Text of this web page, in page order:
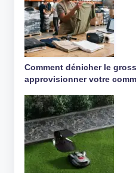
Comment dénicher le
approvisionner votre